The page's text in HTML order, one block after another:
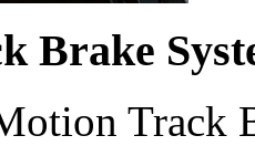
Brake
Track